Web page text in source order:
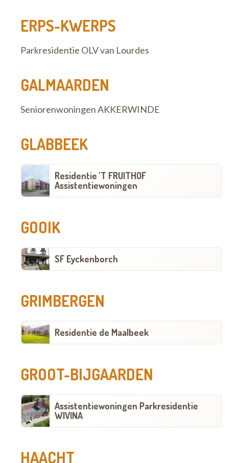
ERPS-KWERPS
Parkresidentie OLV van Lourdes
GALMAARDEN
Seniorenwoningen AKKERWINDE
GLABBEEK
Residentie ’T FRUITHOF
Assistentiewoningen
GOOIK
SF Eyckenborch
GRIMBERGEN
Residentie de Maalbeek
GROOT-BIJGAARDEN
Assistentiewoningen Parkresidentie
WIVINA
HAACHT